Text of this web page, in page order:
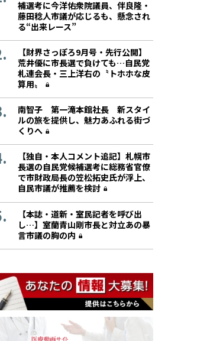
補選考に今洋佑衆院議員、伴良隆・
藤田稔人市議が応じるも、懸念され
る“出来レース”
【財界さっぽろ9月号・先行公開】
荒井優に市長選で負けても…自民党
札連会長・三上洋右の〝トホホな皮
算用〟
南智子 第一滝本館社長 新スタイ
ルの旅を提供し、魅力あふれる街づ
くりへ
【独自・本人コメント追記】札幌市
長選の自民党候補選考に総務省官僚
で市財政局長の笠松拓史氏が浮上、
自民市議が推薦を検討
【本誌・道新・室民記者を呼び出
し…】室蘭青山剛市長と対立あの暴
言市議の胸の内